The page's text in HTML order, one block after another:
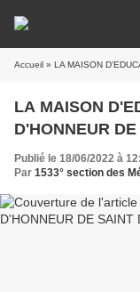
Accueil » LA MAISON
LA MAISON
D'HONNEUR
Publié le 18/06/2022 à
Par 1533° section des